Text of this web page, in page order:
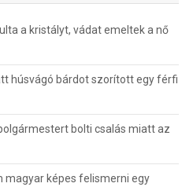
a kristályt, vádat emeltek a nő
húsvágó bárdot szorított egy férfi
bolti csalás miatt az
magyar képes felismerni egy